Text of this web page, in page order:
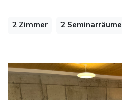
2 Zimmer 2 Seminarräume